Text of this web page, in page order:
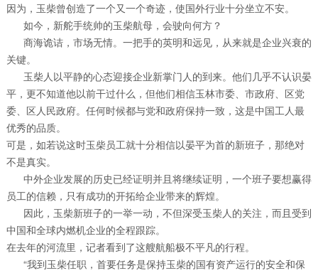
因为，玉柴曾创造了一个又一个奇迹，使国外行业十分坐立不安。
如今，新舵手统帅的玉柴航母，会驶向何方？
商海诡诘，市场无情。一把手的英明和远见，从来就是企业兴衰的
关键。
玉柴人以平静的心态迎接企业新掌门人的到来。他们几乎不认识晏
平，更不知道他以前干过什么，但他们相信玉林市委、市政府、区党
委、区人民政府。任何时候都与党和政府保持一致，这是中国工人最
优秀的品质。
可是，如若说这时玉柴员工就十分相信以晏平为首的新班子，那绝对
不是真实。
中外企业发展的历史已经证明并且将继续证明，一个班子要想赢得
员工的信赖，只有成功的开拓给企业带来的辉煌。
因此，玉柴新班子的一举一动，不但深受玉柴人的关注，而且受到
中国和全球内燃机企业的全程跟踪。
在去年的河流里，记者看到了这艘航船极不平凡的行程。
“我到玉柴任职，首要任务是保持玉柴的国有资产运行的安全和保